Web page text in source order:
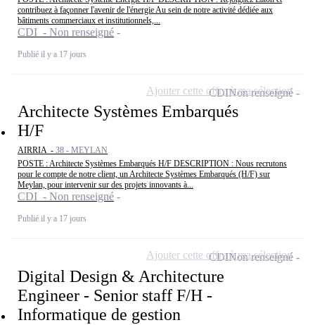
contribuez à façonner l'avenir de l'énergie Au sein de notre activité dédiée aux
bâtiments commerciaux et institutionnels,...
CDI - Non renseigné
Publié il y a 17 jours
Architecte Systèmes Embarqués
H/F
AIRRIA - 38 - MEYLAN
POSTE : Architecte Systèmes Embarqués H/F DESCRIPTION : Nous recrutons
pour le compte de notre client, un Architecte Systèmes Embarqués (H/F) sur
Meylan, pour intervenir sur des projets innovants à...
CDI - Non renseigné
Publié il y a 17 jours
CDINon renseigné
Ajouter cette offre à ma sélection
Digital Design & Architecture
Engineer - Senior staff F/H -
Informatique de gestion
CDINon renseigné
Ajouter cette offre à ma sélection